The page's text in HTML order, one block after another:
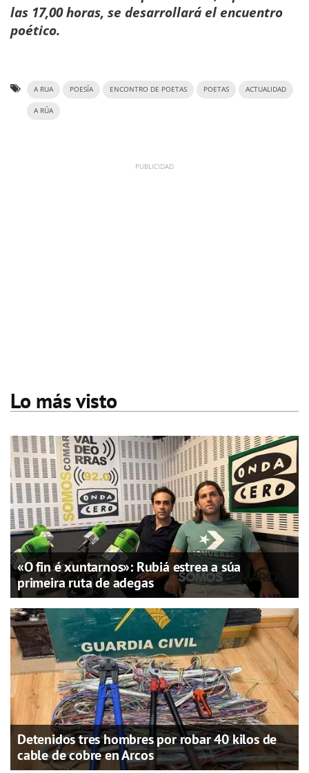
las 17,00 horas, se desarrollará el encuentro
poético.
A RUA POESÍA ENCONTRO DE POETAS POETAS ACTUALIDAD
A RÚA
Lo más visto
«O fin é xuntarnos»: Rubiá estrea a súa
primeira ruta de adegas
Detenidos tres hombres por robar 40 kilos de
cable de cobre en Arcos